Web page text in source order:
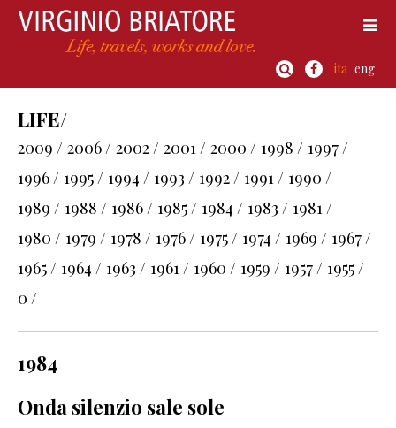
ita eng
LIFE/
2009 / 2006 / 2002 / 2001 / 2000 / 1998 / 1997 /
1996 / 1995 / 1994 / 1993 / 1992 / 1991 / 1990 /
1989 / 1988 / 1986 / 1985 / 1984 / 1983 / 1981 /
1980 / 1979 / 1978 / 1976 / 1975 / 1974 / 1969 / 1967 /
1965 / 1964 / 1963 / 1961 / 1960 / 1959 / 1957 / 1955 /
0 /
1984
Onda silenzio sale sole